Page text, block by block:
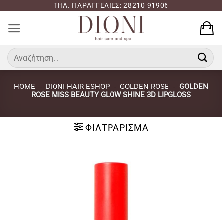
περιεχόμενο
ΤΗΛ. ΠΑΡΑΓΓΕΛΙΕΣ: 28210 91906
Αναζήτηση
για:
HOME - DIONI HAIR ESHOP - GOLDEN ROSE - GOLDEN
ROSE MISS BEAUTY GLOW SHINE 3D LIPGLOSS
ΦΙΛΤΡΆΡΙΣΜΑ